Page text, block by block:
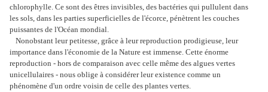
chlorophylle. Ce sont des êtres invisibles, des bactéries qui pullulent dans
les sols, dans les parties superficielles de l'écorce, pénètrent les couches
puissantes de l'Océan mondial.
Nonobstant leur petitesse, grâce à leur reproduction prodigieuse, leur
importance dans l'économie de la Nature est immense. Cette énorme
reproduction - hors de comparaison avec celle même des algues vertes
unicellulaires - nous oblige à considérer leur existence comme un
phénomène d'un ordre voisin de celle des plantes vertes.